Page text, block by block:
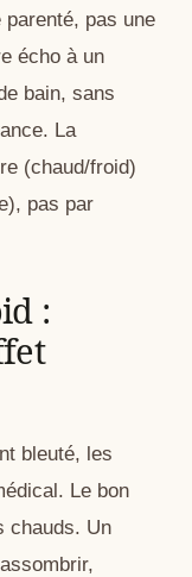
pas une
écho à un
bain, sans
La
(chaud/froid)
pas par
:
bleuté, les
Le bon
chauds. Un